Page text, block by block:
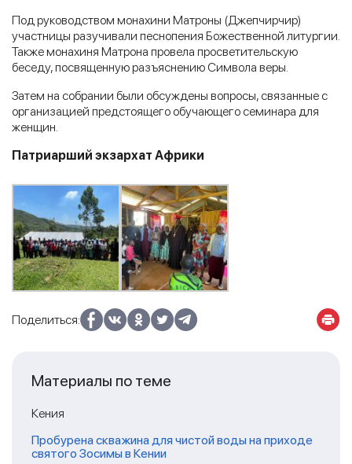
Под руководством монахини Матроны (Джепчирчир)
участницы разучивали песнопения Божественной литургии.
Также монахиня Матрона провела просветительскую
беседу, посвященную разъяснению Символа веры.
Затем на собрании были обсуждены вопросы, связанные с
организацией предстоящего обучающего семинара для
женщин.
Патриарший экзархат Африки
Поделиться:
Материалы по теме
Кения
Пробурена скважина для чистой воды на приходе
святого Зосимы в Кении